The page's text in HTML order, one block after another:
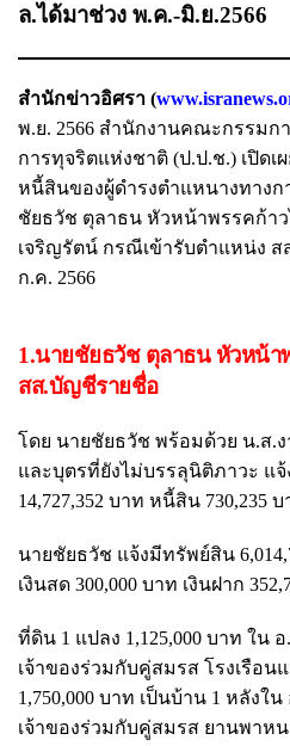
ล.ได้มาช่วง พ.ค.-มิ.ย.2566
สำนักข่าวอิศรา (
พ.ย. 2566 สำนักงานคณะกรรมก
การทุจริตแห่งชาติ (ป.ป.ช.) เปิด
หนี้สินของผู้ดำรงตำแหนางทางก
ชัยธวัช ตุลาธน หัวหน้าพรรคก้า
เจริญรัตน์ กรณีเข้ารับตำแหน่ง
ก.ค. 2566
1.นายชัยธวัช ตุลาธน หัวหน้า
สส.บัญชีรายชื่อ
โดย นายชัยธวัช พร้อมด้วย น.ส.
และบุตรที่ยังไม่บรรลุนิติภาวะ แ
14,727,352 บาท หนี้สิน 730,235 บ
นายชัยธวัช แจ้งมีทรัพย์สิน
เงินสด 300,000 บาท เงินฝาก
ที่ดิน 1 แปลง 1,125,000 บาท ใน
เจ้าของร่วมกับคู่สมรส โรงเรือน
1,750,000 บาท เป็นบ้าน 1 หลังใ
เจ้าของร่วมกับคู่สมรส ยานพาหน